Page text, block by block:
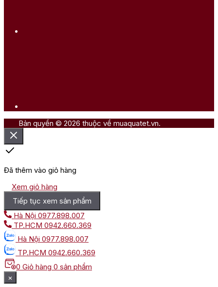
Bản quyền © 2026 thuộc về muaquatet.vn.
Đã thêm vào giỏ hàng
Xem giỏ hàng
Tiếp tục xem sản phẩm
Hà Nội 0977.898.007
TP.HCM 0942.660.369
Hà Nội 0977.898.007
TP.HCM 0942.660.369
0 Giỏ hàng 0 sản phẩm
×